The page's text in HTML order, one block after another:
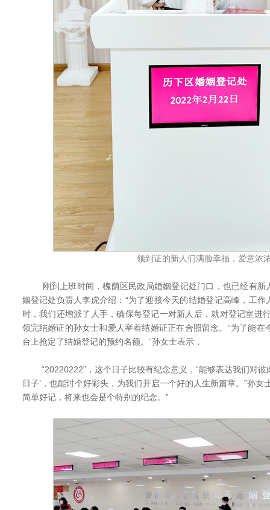
领到证的新人们满脸幸福，爱意浓
刚到上班时间，槐荫区民政局婚姻登记处门口，也已经有新
姻登记处负责人李虎介绍：“为了迎接今天的结婚登记高峰，工
时，我们还增派了人手，确保每登记一对新人后，就对登记室进
领完结婚证的孙女士和爱人举着结婚证正在合照留念。“为了能
台上抢定了结婚登记的预约名额。”孙女士表示，
“20220222”，这个日子比较有纪念意义，“能够表达我们对彼
日子’，也能讨个好彩头，为我们开启一个好的人生新篇章。”孙女
简单好记，将来也会是个特别的纪念。”